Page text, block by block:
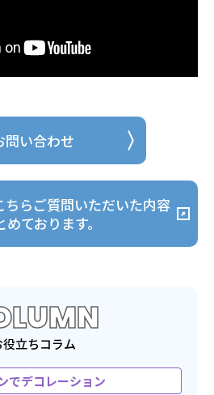
問い合わせ
ちらご質問いただいた内容
めております。
役立ちコラム
でデコレーション